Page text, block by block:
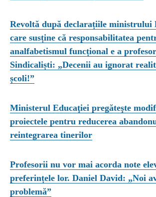
Revoltă după declarațiile ministrului
care susține că responsabilitatea
analfabetismul funcțional e a
Sindicaliști: „Decenii au ignorat
școli!”
Ministerul Educaţiei pregăteşte
proiectele pentru reducerea
reintegrarea tinerilor
Profesorii nu vor mai acorda note
preferințele lor. Daniel David: „Noi
problemă”